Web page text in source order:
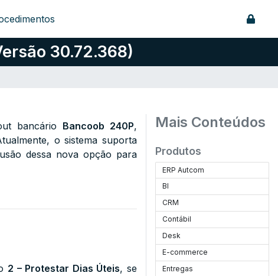
30.72.368)
bancário Bancoob 240P,
o sistema suporta
dessa nova opção para
2 – Protestar Dias Úteis, se
Mais Conteúdos
Produtos
ERP Autcom
BI
CRM
Contábil
Desk
E-commerce
Entregas